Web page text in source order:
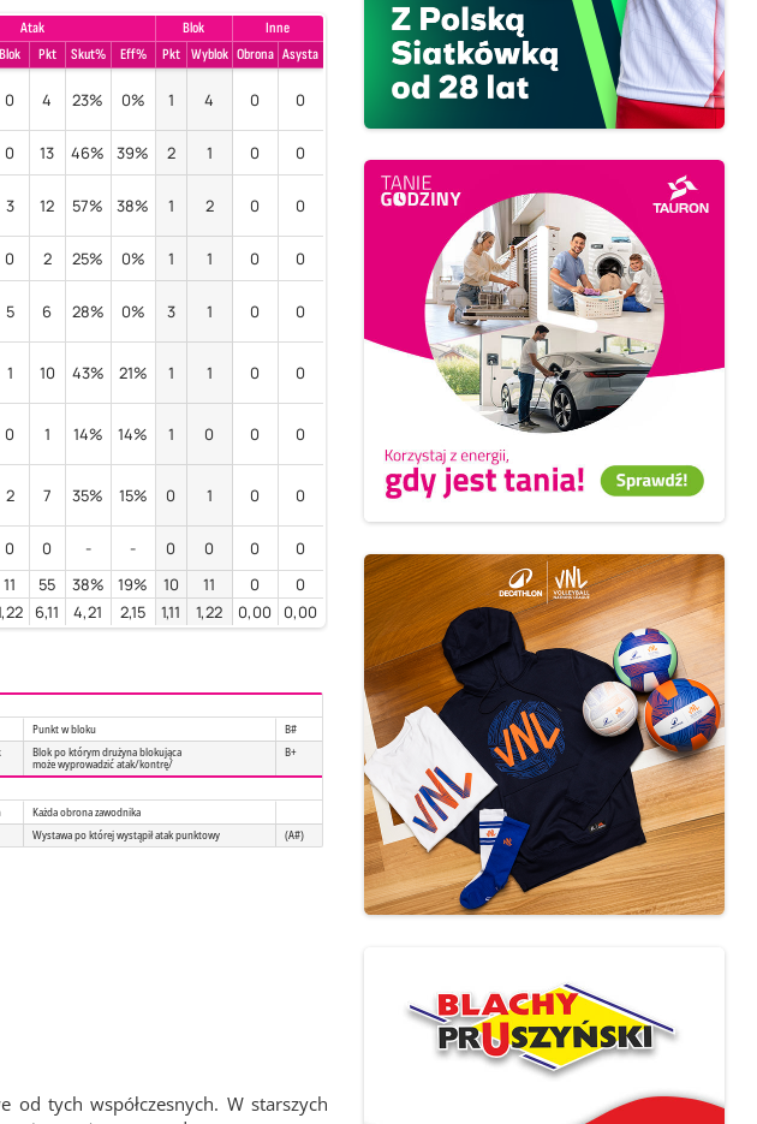
Atak Blok
Inne
Blok Pkt Skut% Eff% Pkt Wyblok Obrona Asysta
0 4 23% 0% 1 4 0 0
0 13 46% 39% 2 1 0
0
3 12 57% 38% 1 2 0 0
0 2 25% 0% 1 1 0
0
5 6 28% 0% 3 1 0 0
1 10 43% 21% 1 1 0 0
0 1 14% 14% 1 0 0 0
2 7 35% 15% 0 1 0 0
0 0 - - 0 0 0
0
11 55 38% 19% 10 11 0
0
6,11 4,21 2,15 1,11 1,22 0,00 0,00
Punkt w bloku
B#
Blok po którym drużyna blokująca
może wyprowadzić atak/kontrę/
B+
Każda obrona zawodnika
Wystawa po której wystąpił atak punktowy (A#)
tych współczesnych. W starszych